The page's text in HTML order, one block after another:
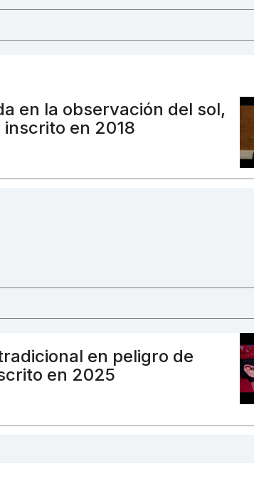
en la observación del sol,
en 2018
en peligro de
en 2025